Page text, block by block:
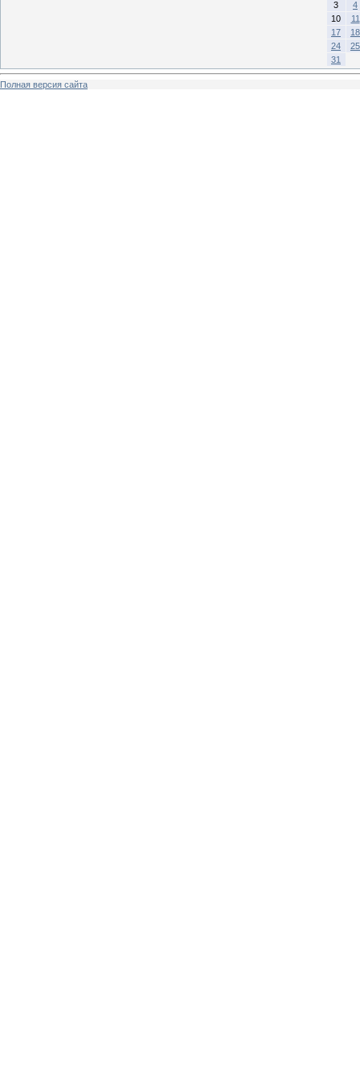
3
4
10
11
17
18
24
25
31
Полная версия сайта